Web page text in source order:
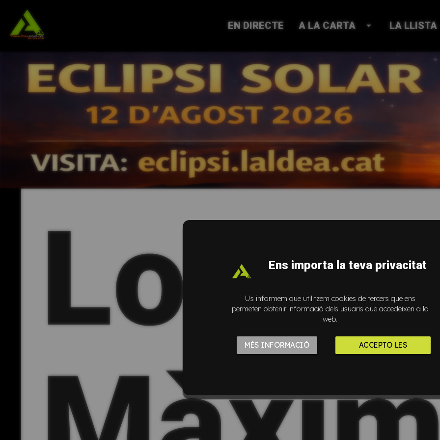
Ens importa la teva privacitat
Us informem que utilitzem cookies de tercers que ens
permeten obtenir informació dels usuaris que accedeixen a la
web.
MÉS INFORMACIÓ
ACCEPTO LES
EN DIRECTE A LA CARTA arrow_drop_down LA LLISTA
Lo